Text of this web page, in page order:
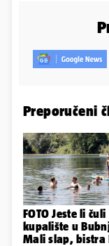
Preporučeni
FOTO Jeste li čuli
kupalište u
Mali slap, bistra